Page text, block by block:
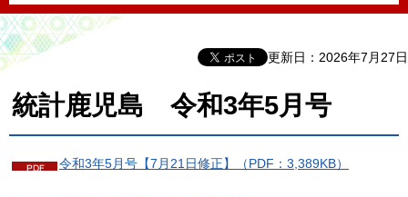
更新日：2026年7月27日
統計鹿児島 令和3年5月号
令和3年5月号【7月21日修正】（PDF：3,389KB）